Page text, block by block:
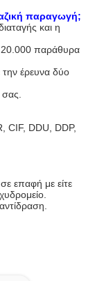
παραγωγή;
και η
20.000 παράθυρα
την έρευνα δύο
CIF, DDU, DDP,
επαφή με είτε